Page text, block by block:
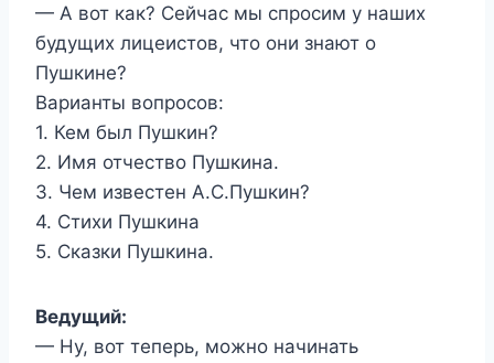
— А вот как? Сейчас мы спросим у наших
будущих лицеистов, что они знают о
Пушкине?
Варианты вопросов:
1. Кем был Пушкин?
2. Имя отчество Пушкина.
3. Чем известен А.С.Пушкин?
4. Стихи Пушкина
5. Сказки Пушкина.
Ведущий:
— Ну, вот теперь, можно начинать